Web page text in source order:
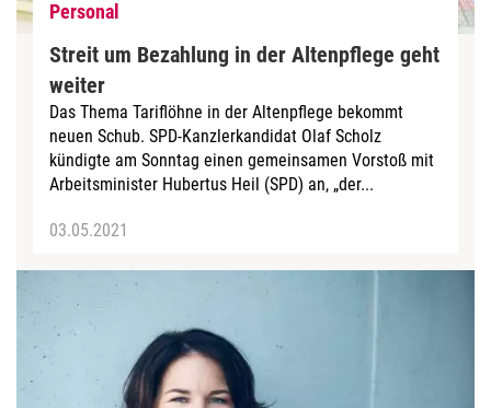
Personal
Streit um Bezahlung in der Altenpflege geht
weiter
Das Thema Tariflöhne in der Altenpflege bekommt
neuen Schub. SPD-Kanzlerkandidat Olaf Scholz
kündigte am Sonntag einen gemeinsamen Vorstoß mit
Arbeitsminister Hubertus Heil (SPD) an, „der...
03.05.2021